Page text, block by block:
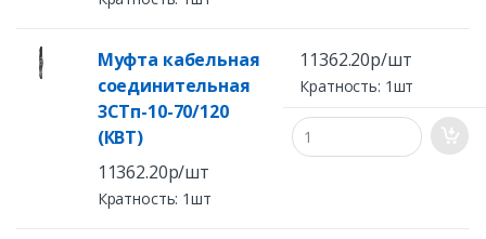
Муфта кабельная
соединительная
3СТп-10-70/120
(КВТ)
11362.20р/шт
Кратность: 1шт
11362.20р/шт
Кратность: 1шт